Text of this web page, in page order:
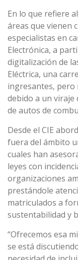
En lo que refiere
áreas que vienen
especialistas en
Electrónica, a
digitalización de
Eléctrica, una
ingresantes, pero
debido a un
de autos de
Desde el CIE
fuera del ámbito
cuales han
leyes con
organizaciones
prestándole
matriculados a
sustentabilidad y
“Ofrecemos esa
se está